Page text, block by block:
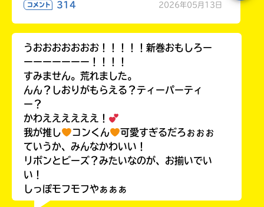
コメント 314 2026年05月13日
うおおおおおおお！！！！！新巻おもしろー
ーーーーーーー！！！！
すみません。荒れました。
んん？しおりがもらえる？ティーパーティ
ー？
かわええええええ！
我が推し
コンくん
可愛すぎるだろぉぉぉ
ていうか、みんなかわいい！
リボンとビーズ？みたいなのが、お揃いでい
い！
しっぽモフモフやぁぁぁ